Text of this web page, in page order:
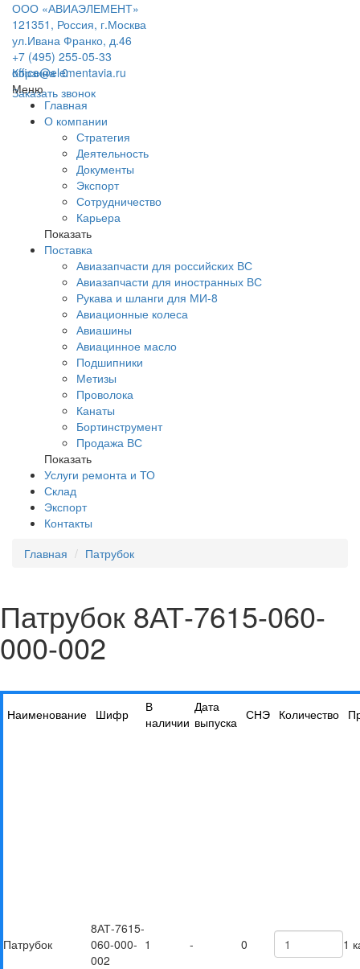
ООО «АВИАЭЛЕМЕНТ»
121351, Россия, г.Москва
ул.Ивана Франко, д.46
+7 (495) 255-05-33
office@elementavia.ru
Заказать звонок
Корзина0
Меню
Главная
О компании
Стратегия
Деятельность
Документы
Экспорт
Сотрудничество
Карьера
Показать
Поставка
Авиазапчасти для российских ВС
Авиазапчасти для иностранных ВС
Рукава и шланги для МИ-8
Авиационные колеса
Авиашины
Авиацинное масло
Подшипники
Метизы
Проволока
Канаты
Бортинструмент
Продажа ВС
Показать
Услуги ремонта и ТО
Склад
Экспорт
Контакты
Главная
Патрубок
Патрубок 8АТ-7615-060-
000-002
Наименование Шифр
В
наличии
Дата
выпуска СНЭ Количество
Патрубок
8АТ-7615-
060-000-
002
1 - 0 1